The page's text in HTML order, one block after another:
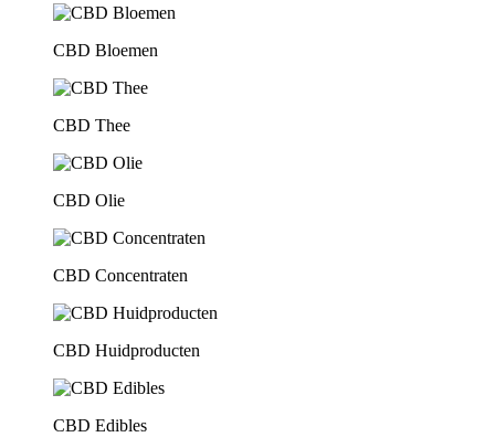
CBD Bloemen
CBD Thee
CBD Olie
CBD Concentraten
CBD Huidproducten
CBD Edibles